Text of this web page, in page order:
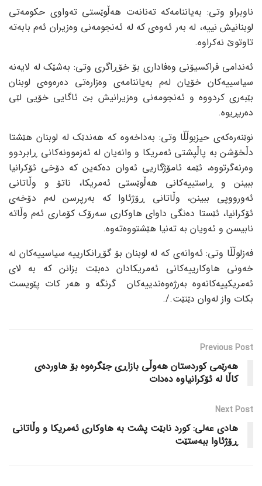
ناوبراو وتی: بەیاننامەکە تەنانەت هەڵوێستی تەواوی حکومەتی
لوبنانیش نییە، لە بەر ئەوەی کە لە ئەنجومەنی وەزیران ئەم بابەتە
تاوتوێ نەکراوە.
ئەندامی فراکسیۆنی وەفاداری بۆ خۆڕاگری وتی: بەشێک لە لایەنە
سیاسییەکان خۆیان لەم بەیاننامەی وەزارەتی دەرەوەی لوبنان
بێبەری کردووە و ئەنجومەنی وەزیرانیش بێ ئاگایی خۆیی لێی
دەربڕیوە.
نوێنەرەکەی حیزبوڵڵا وتی: بەداخەوە کە هەندێک لە لوبنان هێشتا
دڵخۆشن بە پاڵپشتی ئەمریکا و وانەیان لە ئەزموونەکانی ڕابردوو
وەرنەگرتووە، ئێمە ئامۆژگاریی ئەوان دەکەین کە دۆخی ئۆکرانیا
ببینن و ڕاستییەکانی هەڵوێستی ئەمریکا، ناتۆ و وڵاتانی
ئەورووپی ببینن، وڵاتانی ڕۆژئاوا کە بەرپرسن لەم دۆخەی
ئۆکرانیا، ئێستا دەنگی داوای هاوکاری سەرۆک کۆماری ئەم وڵاتە
نابیسن و ئەویان بە تەنیا هێشتووەتەوە.
فەزلوڵڵا وتی: ئەوانەی کە لە لوبنان بۆ گۆڕانکارییە سیاسییەکان لە
خەونی هاوکارییەکانی ئەمریکادان دەبێت بزانن کە بە لای
ئەمریکییەکانەوە بەرژەوەندییەکان گرنگە و هەر کات پێویست
بکات واز لەوان دێنێت./.
Previous Post
هەرێمی کوردستان هەوڵی بازاڕی جێگرەوە بۆ هاوردەی
کاڵا لە ئۆکرانیاوە دەدات
Next Post
هادی عەلی: کورد نابێت پشت بە هاوکاری ئەمریکا و وڵاتانی
ڕۆژئاوا ببەستێت